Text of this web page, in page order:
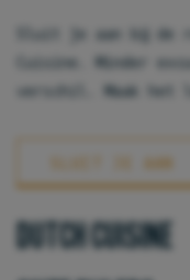
DUTCH CUISINE
Sluit je aan bij de
Cuisine. Minder
verschil. Maak het
SLUIT JE AAN